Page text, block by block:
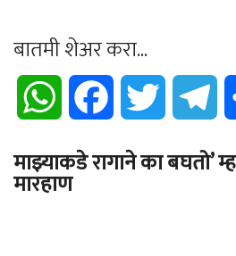
बातमी शेअर करा...
WhatsApp Facebook Twitter
माझ्याकडे रागाने का बघतो’
मारहाण